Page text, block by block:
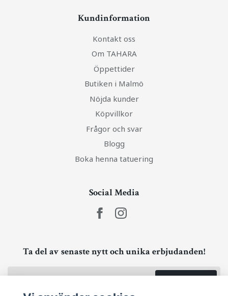
Kundinformation
Kontakt oss
Om TAHARA
Öppettider
Butiken i Malmö
Nöjda kunder
Köpvillkor
Frågor och svar
Blogg
Boka henna tatuering
Social Media
Ta del av senaste nytt och unika erbjudanden!